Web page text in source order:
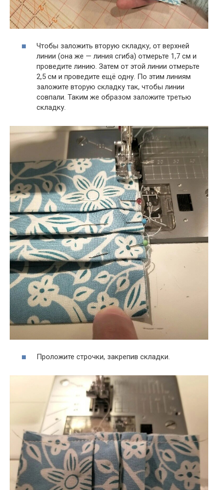
Чтобы заложить вторую складку, от верхней
линии (она же — линия сгиба) отмерьте 1,7 см и
проведите линию. Затем от этой линии отмерьте
2,5 см и проведите ещё одну. По этим линиям
заложите вторую складку так, чтобы линии
совпали. Таким же образом заложите третью
складку.
Проложите строчки, закрепив складки.